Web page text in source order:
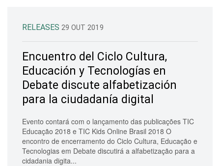
RELEASES 29 OUT 2019
Encuentro del Ciclo Cultura,
Educación y Tecnologías en
Debate discute alfabetización
para la ciudadanía digital
Evento contará com o lançamento das publicações TIC
Educação 2018 e TIC Kids Online Brasil 2018 O
encontro de encerramento do Ciclo Cultura, Educação e
Tecnologias em Debate discutirá a alfabetização para a
cidadania digita...